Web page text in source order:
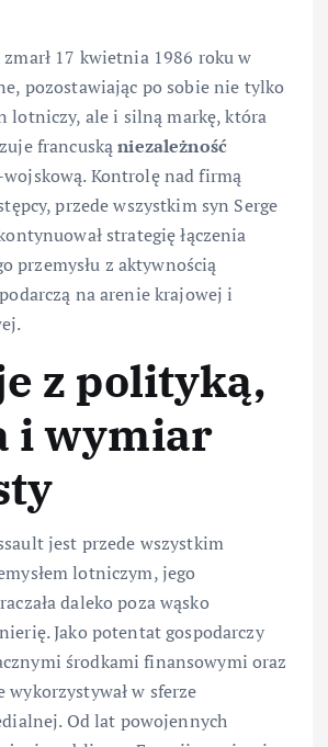
17 kwietnia 1986 roku w
pozostawiając po sobie nie tylko
lotniczy, ale i silną markę, która
francuskąniezależność
Kontrolę nad firmą
przede wszystkim syn Serge
strategię łączenia
przemysłu z aktywnością
na arenie krajowej i
z polityką,
i wymiar
jest przede wszystkim
lotniczym, jego
daleko poza wąsko
Jako potentat gospodarczy
środkami finansowymi oraz
wykorzystywał w sferze
Od lat powojennych